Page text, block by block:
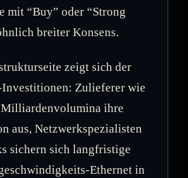
mit “Buy” oder “Strong
breiter Konsens.
zeigt sich der
Zulieferer wie
ihre
aus, Netzwerkspezialisten
sichern sich langfristige
Ethernet in